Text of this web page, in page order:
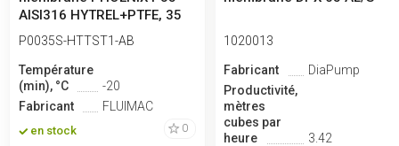
AISI316 HYTREL+PTFE, 35
l/min pour c...
P0035S-HTTST1-AB
Température
(min), °C
-20
Fabricant
FLUIMAC
en stock 0
1020013
Fabricant
DiaPump
Productivité,
mètres
cubes par
heure
3.42